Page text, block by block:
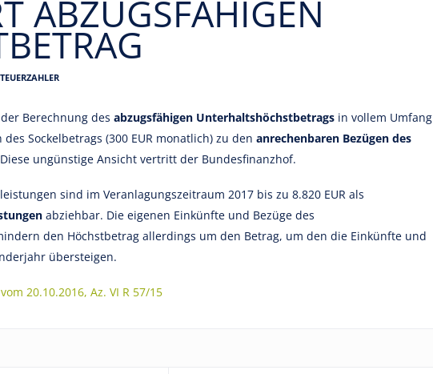
ABZUGSFÄHIGEN
Berechnung des abzugsfähigen Unterhaltshöchstbetrags in vollem Umfang
Sockelbetrags (300 EUR monatlich) zu den anrechenbaren Bezügen des
Diese ungünstige Ansicht vertritt der Bundesfinanzhof.
sind im Veranlagungszeitraum 2017 bis zu 8.820 EUR als
abziehbar. Die eigenen Einkünfte und Bezüge des
den Höchstbetrag allerdings um den Betrag, um den die Einkünfte und
übersteigen.
20.10.2016, Az. VI R 57/15